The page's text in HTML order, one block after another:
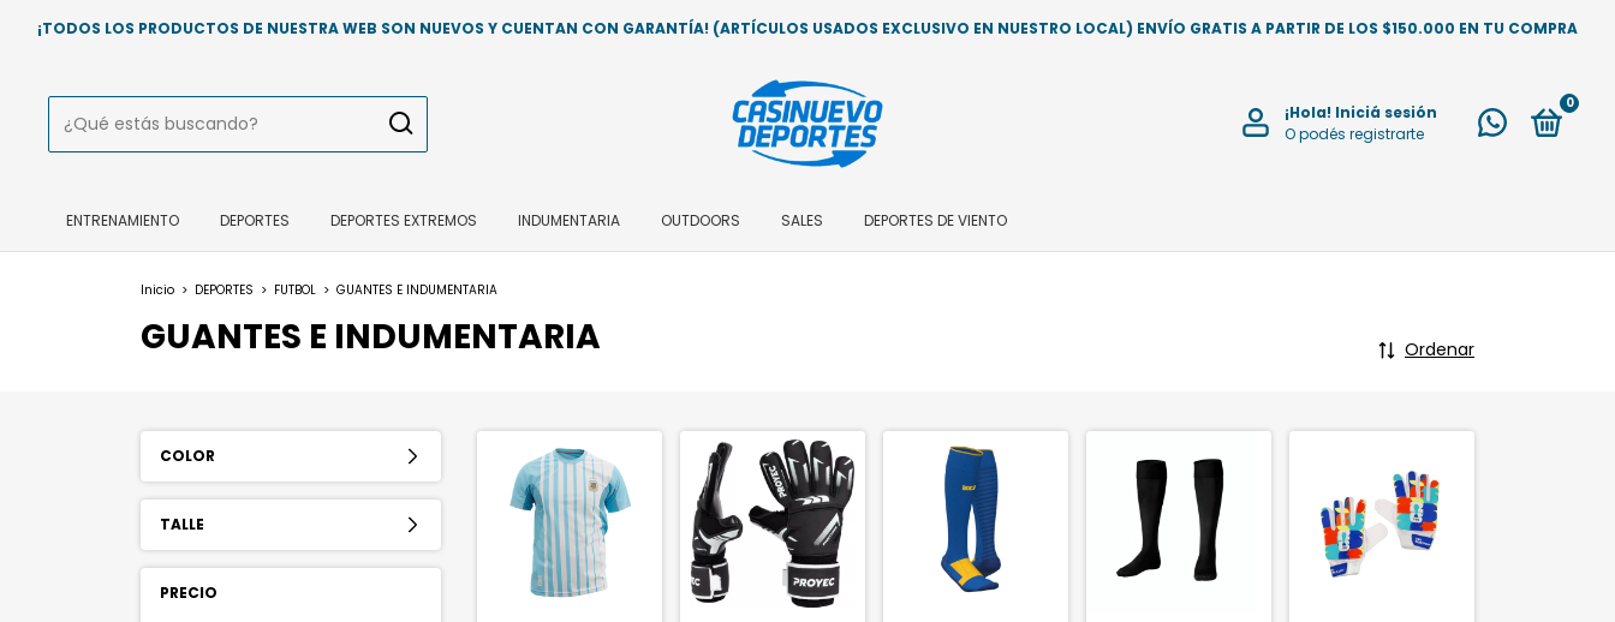
¡TODOS LOS PRODUCTOS DE NUESTRA WEB SON NUEVOS Y CUENTAN CON GARANTÍA! (ARTÍCULOS USADOS EXCLUSIVO EN NUESTRO LOCAL) ENVÍO GRATIS A PARTIR DE LOS $150.000 EN TU COMPRA
¡Hola! Iniciá sesión
O podés registrarte
0
ENTRENAMIENTO DEPORTES DEPORTES EXTREMOS INDUMENTARIA OUTDOORS SALES DEPORTES DE VIENTO
Inicio > DEPORTES > FUTBOL > GUANTES E INDUMENTARIA
GUANTES E INDUMENTARIA Ordenar
COLOR
TALLE
PRECIO